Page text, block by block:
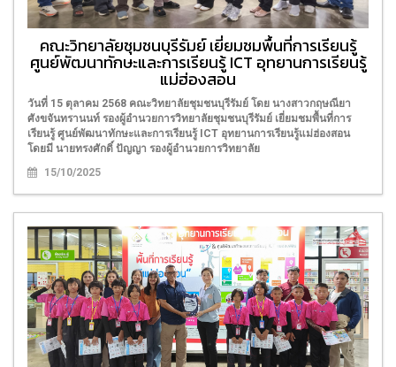
คณะวิทยาลัยชุมชนบุรีรัมย์ เยี่ยมชมพื้นที่การเรียนรู้
ศูนย์พัฒนาทักษะและการเรียนรู้ ICT อุทยานการเรียนรู้
แม่ฮ่องสอน
วันที่ 15 ตุลาคม 2568 คณะวิทยาลัยชุมชนบุรีรัมย์ โดย นางสาวกฤษณียา
ศังขจันทรานนท์ รองผู้อำนวยการวิทยาลัยชุมชนบุรีรัมย์ เยี่ยมชมพื้นที่การ
เรียนรู้ ศูนย์พัฒนาทักษะและการเรียนรู้ ICT อุทยานการเรียนรู้แม่ฮ่องสอน
โดยมี นายทรงศักดิ์ ปัญญา รองผู้อำนวยการวิทยาลัย
15/10/2025